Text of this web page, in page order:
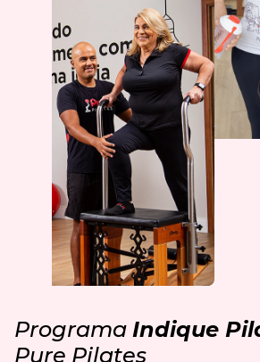
Programa Indique
Pure Pilates